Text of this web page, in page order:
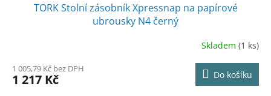
TORK Stolní zásobník Xpressnap na papírové
ubrousky N4 černý
Skladem (1 ks)
1 005,79 Kč bez DPH
1 217 Kč Do košíku